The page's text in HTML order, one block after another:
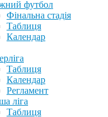
футбол
Фінальна стадія
Таблиця
Календар
Таблиця
Календар
Регламент
ліга
Таблиця